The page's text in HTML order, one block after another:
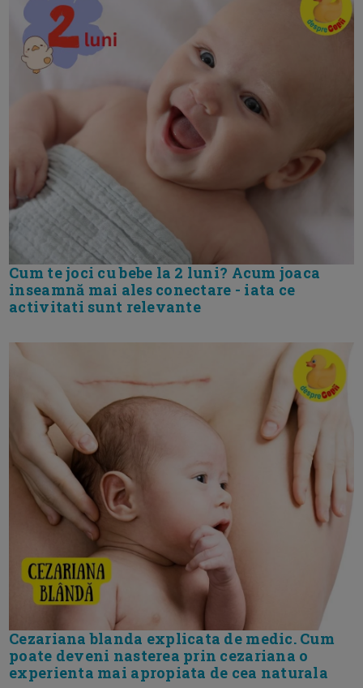
Cum te joci cu bebe la 2 luni? Acum joaca
inseamnă mai ales conectare - iata ce
activitati sunt relevante
Cezariana blanda explicata de medic. Cum
poate deveni nasterea prin cezariana o
experienta mai apropiata de cea naturala